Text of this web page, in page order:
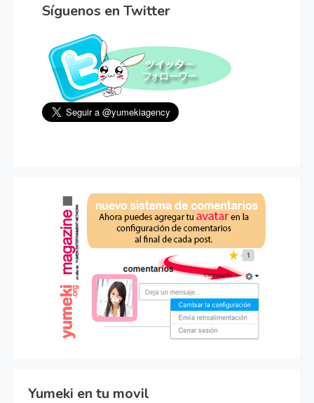
Síguenos en Twitter
Yumeki en tu movil